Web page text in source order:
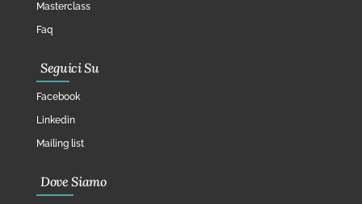
Masterclass
Faq
Seguici Su
Facebook
Linkedin
Mailing list
Dove Siamo